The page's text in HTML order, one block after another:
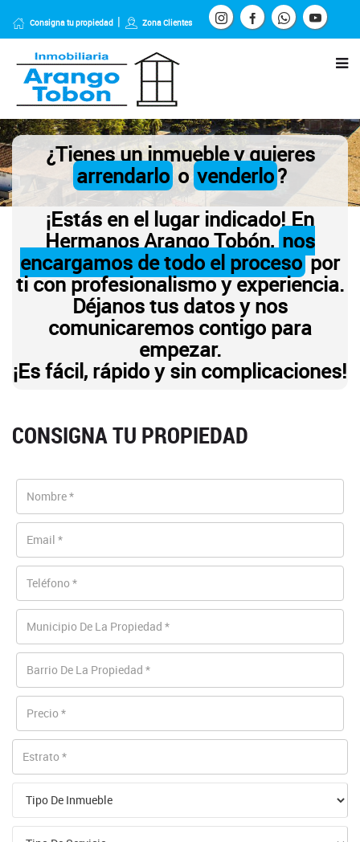
Consigna tu propiedad Zona Clientes
¿Tienes un inmueble y quieres
arrendarlo o venderlo?
¡Estás en el lugar indicado! En
Hermanos Arango Tobón,nos
encargamos de todo el procesopor
ti con profesionalismo y experiencia.
Déjanos tus datos y nos
comunicaremos contigo para
empezar.
¡Es fácil, rápido y sin complicaciones!
CONSIGNA TU PROPIEDAD